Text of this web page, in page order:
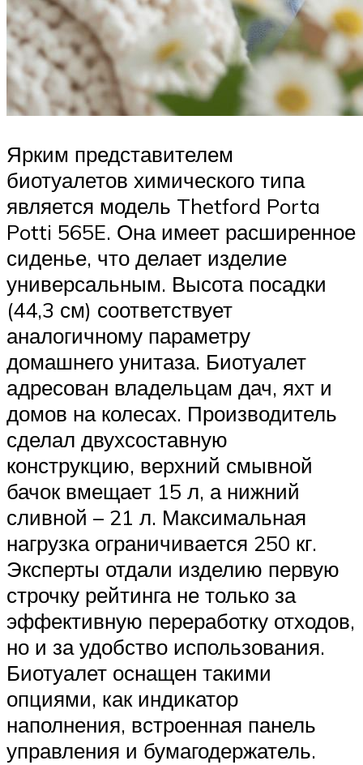
Ярким представителем
биотуалетов химического типа
является модель Thetford Porta
Potti 565E. Она имеет расширенное
сиденье, что делает изделие
универсальным. Высота посадки
(44,3 см) соответствует
аналогичному параметру
домашнего унитаза. Биотуалет
адресован владельцам дач, яхт и
домов на колесах. Производитель
сделал двухсоставную
конструкцию, верхний смывной
бачок вмещает 15 л, а нижний
сливной – 21 л. Максимальная
нагрузка ограничивается 250 кг.
Эксперты отдали изделию первую
строчку рейтинга не только за
эффективную переработку отходов,
но и за удобство использования.
Биотуалет оснащен такими
опциями, как индикатор
наполнения, встроенная панель
управления и бумагодержатель.